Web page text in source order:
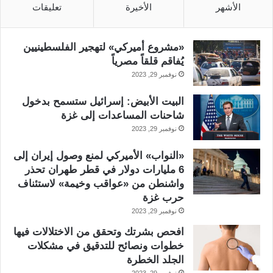
الأشهر الأخيرة تعليقات
«مشروع أميركي» لتهجير الفلسطينيين
يُفاقم قلقاً مصرياً
نوفمبر 29, 2023
البيت الأبيض: إسرائيل ستسمح بدخول
شاحنات المساعدات إلى غزة
نوفمبر 29, 2023
«النواب» الأميركي لمنع وصول إيران إلى
6 مليارات دولار في قطر طهران تحذر
واشنطن من «عواقب وخيمة» لاستئناف
حرب غزة
نوفمبر 29, 2023
افحص بشرتك وتحقق من الاختلالات فيها
خطوات ونصائح للتدقيق في مشكلات
الجلد الخطرة